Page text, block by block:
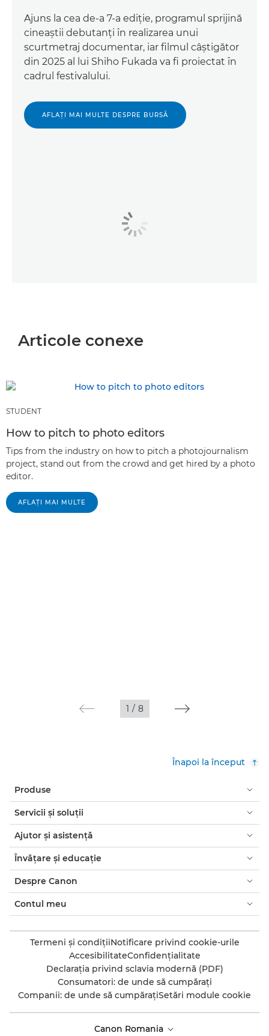
Ajuns la cea de-a 7-a ediţie, programul sprijină
cineaştii debutanţi în realizarea unui
scurtmetraj documentar, iar filmul câştigător
din 2025 al lui Shiho Fukada va fi proiectat în
cadrul festivalului.
AFLAŢI MAI MULTE DESPRE BURSĂ
Articole conexe
STUDENT
How to pitch to photo editors
Tips from the industry on how to pitch a photojournalism
project, stand out from the crowd and get hired by a photo
editor.
AFLAŢI MAI MULTE
1 / 8
Înapoi la început
Produse
Servicii şi soluţii
Ajutor şi asistenţă
Învăţare şi educaţie
Despre Canon
Contul meu
Termeni şi condiţiiNotificare privind cookie-urile
AccesibilitateConfidenţialitate
Declaraţia privind sclavia modernă (PDF)
Consumatori: de unde să cumpăraţi
Companii: de unde să cumpăraţiSetări module cookie
Canon Romania